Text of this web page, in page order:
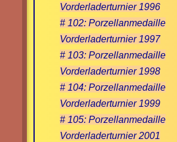
Vorderladerturnier 1996
# 102: Porzellanmedaille
Vorderladerturnier 1997
# 103: Porzellanmedaille
Vorderladerturnier 1998
# 104: Porzellanmedaille
Vorderladerturnier 1999
# 105: Porzellanmedaille
Vorderladerturnier 2001